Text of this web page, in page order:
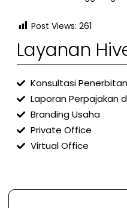
Post Views: 261
Layanan
Konsultasi
Laporan Perpajakan
Branding Usaha
Private Office
Virtual Office